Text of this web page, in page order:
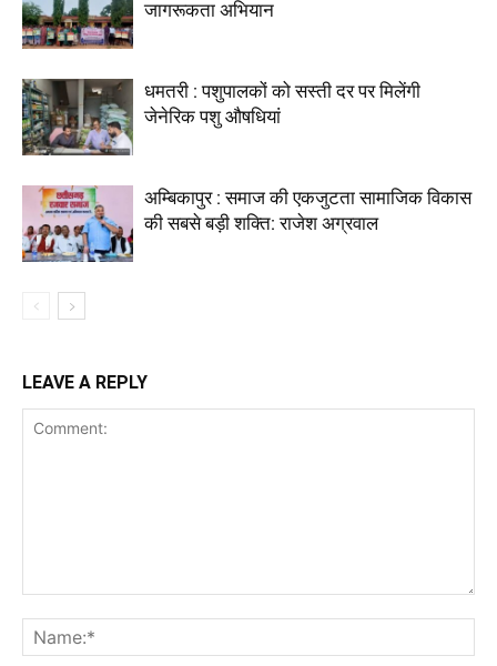
जागरूकता अभियान
धमतरी : पशुपालकों को सस्ती दर पर मिलेंगी
जेनेरिक पशु औषधियां
अम्बिकापुर : समाज की एकजुटता सामाजिक विकास
की सबसे बड़ी शक्ति: राजेश अग्रवाल
LEAVE A REPLY